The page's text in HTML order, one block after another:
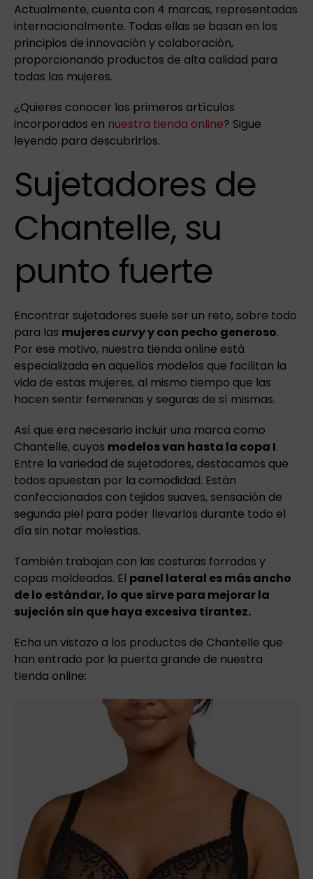
Actualmente, cuenta con 4 marcas, representadas
internacionalmente. Todas ellas se basan en los
principios de innovación y colaboración,
proporcionando productos de alta calidad para
todas las mujeres.
¿Quieres conocer los primeros artículos
incorporados en nuestra tienda online? Sigue
leyendo para descubrirlos.
Sujetadores de
Chantelle, su
punto fuerte
Encontrar sujetadores suele ser un reto, sobre todo
para las mujerescurvyy con pecho generoso.
Por ese motivo, nuestra tienda online está
especializada en aquellos modelos que facilitan la
vida de estas mujeres, al mismo tiempo que las
hacen sentir femeninas y seguras de sí mismas.
Así que era necesario incluir una marca como
Chantelle, cuyos modelos van hasta la copa I.
Entre la variedad de sujetadores, destacamos que
todos apuestan por la comodidad. Están
confeccionados con tejidos suaves, sensación de
segunda piel para poder llevarlos durante todo el
día sin notar molestias.
También trabajan con las costuras forradas y
copas moldeadas. El panel lateral es más ancho
de lo estándar, lo que sirve para mejorar la
sujeción sin que haya excesiva tirantez.
Echa un vistazo a los productos de Chantelle que
han entrado por la puerta grande de nuestra
tienda online: